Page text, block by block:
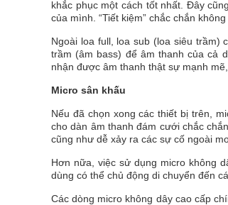
khắc phục một cách tốt nhất. Đây
của mình. “Tiết kiệm” chắc chắn
Ngoài loa full, loa sub (loa siêu trầm)
trầm (âm bass) để âm thanh của cả
nhận được âm thanh thật sự mạnh
Micro sân khấu
Nếu đã chọn xong các thiết bị trên,
cho dàn âm thanh đám cưới chắc
cũng như dễ xảy ra các sự cố ngoài
Hơn nữa, việc sử dụng micro không
dùng có thể chủ động di chuyển đến
Các dòng micro không dây cao cấp